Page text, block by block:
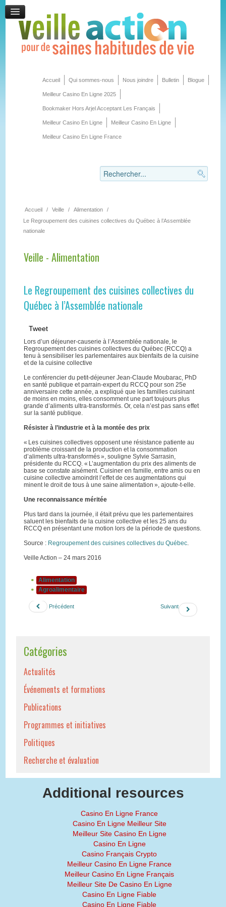
Accueil Qui sommes-nous Nous joindre Bulletin Blogue
Meilleur Casino En Ligne 2025
Bookmaker Hors Arjel Acceptant Les Français
Meilleur Casino En Ligne Meilleur Casino En Ligne
Meilleur Casino En Ligne France
Accueil / Veille / Alimentation
/
Le Regroupement des cuisines collectives du Québec à l’Assemblée
nationale
Veille - Alimentation
Le Regroupement des cuisines collectives du
Québec à l’Assemblée nationale
Tweet
Lors d’un déjeuner-causerie à l’Assemblée nationale, le
Regroupement des cuisines collectives du Québec (RCCQ) a
tenu à sensibiliser les parlementaires aux bienfaits de la cuisine
et de la cuisine collective
Le conférencier du petit-déjeuner Jean-Claude Moubarac, PhD
en santé publique et parrain-expert du RCCQ pour son 25e
anniversaire cette année, a expliqué que les familles cuisinant
de moins en moins, elles consomment une part toujours plus
grande d’aliments ultra-transformés. Or, cela n’est pas sans effet
sur la santé publique.
Résister à l’industrie et à la montée des prix
« Les cuisines collectives opposent une résistance patiente au
problème croissant de la production et la consommation
d’aliments ultra-transformés », souligne Sylvie Sarrasin,
présidente du RCCQ. « L’augmentation du prix des aliments de
base se constate aisément. Cuisiner en famille, entre amis ou en
cuisine collective amoindrit l’effet de ces augmentations qui
minent le droit de tous à une saine alimentation », ajoute-t-elle.
Une reconnaissance méritée
Plus tard dans la journée, il était prévu que les parlementaires
saluent les bienfaits de la cuisine collective et les 25 ans du
RCCQ en présentant une motion lors de la période de questions.
Source : Regroupement des cuisines collectives du Québec.
Veille Action – 24 mars 2016
Alimentation
Agroalimentaire
Précédent Suivant
Catégories
Actualités
Événements et formations
Publications
Programmes et initiatives
Politiques
Recherche et évaluation
Additional resources
Casino En Ligne France
Casino En Ligne Meilleur Site
Meilleur Site Casino En Ligne
Casino En Ligne
Casino Français Crypto
Meilleur Casino En Ligne France
Meilleur Casino En Ligne Français
Meilleur Site De Casino En Ligne
Casino En Ligne Fiable
Casino En Ligne Fiable